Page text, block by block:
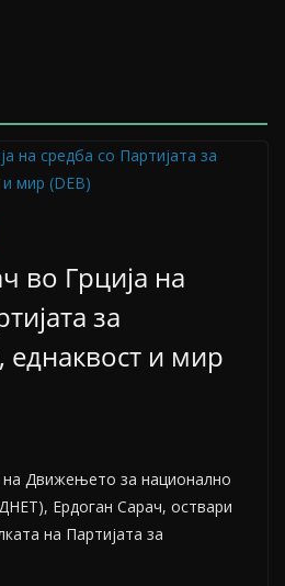
во Грција на
за
еднаквост и мир
на Движењето за национално
Ердоган Сарач, оствари
на Партијата за